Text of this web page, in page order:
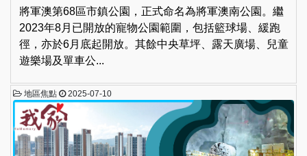
將軍澳第68區市鎮公園，正式命名為將軍澳南公園。繼
2023年8月已開放的寵物公園範圍，包括籃球場、緩跑
徑，亦於6月底起開放。其餘中央草坪、露天廣場、兒童
遊樂場及單車公...
地區焦點 2025-07-10